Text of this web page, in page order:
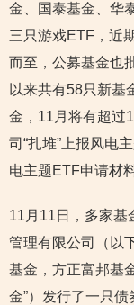
金、国泰基金、华
三只游戏ETF，近
而至，公募基金也
以来共有58只新基
金，11月将有超过
司“扎堆”上报风电
电主题ETF申请材
11月11日，多家基
管理有限公司（以
基金，方正富邦基
金”）发行了一只